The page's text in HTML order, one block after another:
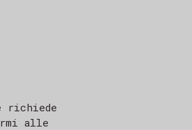
richiede
alle